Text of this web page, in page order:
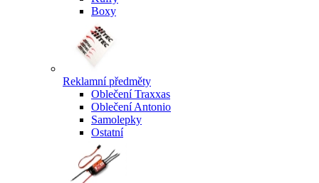
Boxy
Reklamní předměty
Oblečení Traxxas
Oblečení Antonio
Samolepky
Ostatní